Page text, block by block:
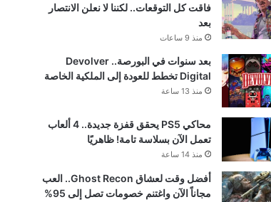
فاقت كل التوقعات.. لكننا لا نعلن الانتصار
بعد
منذ 9 ساعات
بعد سنوات في البورصة.. Devolver
Digital تخطط للعودة إلى الملكية الخاصة
منذ 13 ساعة
محاكي PS5 يحقق قفزة جديدة.. 4 ألعاب
تعمل الآن بسلاسة تامة! ظاهريًا
منذ 14 ساعة
أفضل وقت لعشاق Ghost Recon.. العب
مجاناً الآن واغتنم خصومات تصل إلى 95%